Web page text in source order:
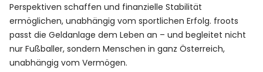
Perspektiven schaffen und finanzielle Stabilität
ermöglichen, unabhängig vom sportlichen Erfolg. froots
passt die Geldanlage dem Leben an – und begleitet nicht
nur Fußballer, sondern Menschen in ganz Österreich,
unabhängig vom Vermögen.